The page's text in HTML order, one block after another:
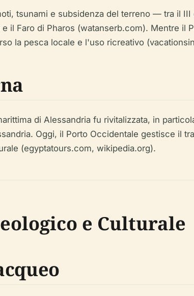
tsunami e subsidenza del terreno — tra il
il Faro di Pharos (watanserb.com). Mentre
la pesca locale e l'uso ricreativo
di Alessandria fu rivitalizzata, in
Oggi, il Porto Occidentale gestisce il
(egyptatours.com, wikipedia.org).
e Culturale